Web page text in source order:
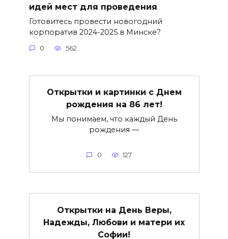
идей мест для проведения
Готовитесь провести новогодний
корпоратив 2024-2025 в Минске?
0 562
Открытки и картинки с Днем
рождения на 86 лет!
Мы понимаем, что каждый День
рождения —
0 127
Открытки на День Веры,
Надежды, Любови и матери их
Софии!